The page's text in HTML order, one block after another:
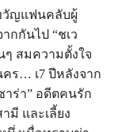
วัญแฟนคลับผู้
กกันไป “ชเว
สมความตั้งใจ
คร… เ7 ปีหลังจาก
าร่า” อดีตคนรัก
มี และเลี้ยง